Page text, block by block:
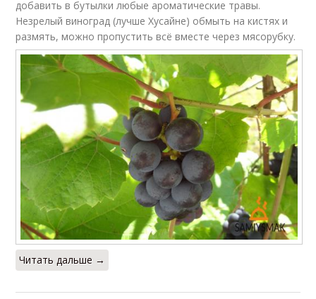
добавить в бутылки любые ароматические травы.
Незрелый виноград (лучше Хусайне) обмыть на кистях и
размять, можно пропустить всё вместе через мясорубку.
Читать дальше →